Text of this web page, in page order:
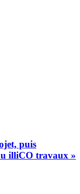
puis
illiCO travaux »